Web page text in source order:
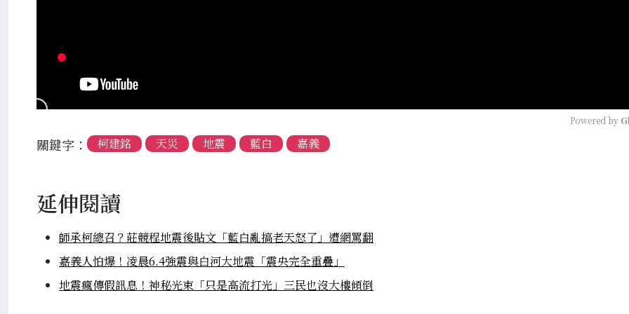
Powered by
關鍵字： 柯建銘 天災 地震 藍白 嘉義
延伸閱讀
師承柯總召？莊競程地震後貼文「藍白亂搞老天怒了」遭網罵翻
嘉義人怕爆！凌晨6.4強震與白河大地震「震央完全重疊」
地震瘋傳假訊息！神秘光束「只是高流打光」三民也沒大樓傾倒